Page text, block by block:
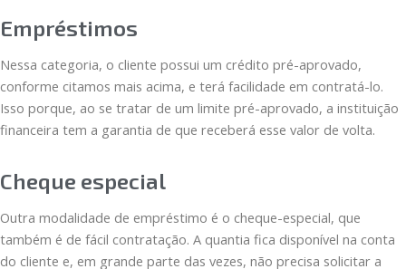
Empréstimos
Nessa categoria, o cliente possui um crédito pré-aprovado,
conforme citamos mais acima, e terá facilidade em contratá-lo.
Isso porque, ao se tratar de um limite pré-aprovado, a instituição
financeira tem a garantia de que receberá esse valor de volta.
Cheque especial
Outra modalidade de empréstimo é o cheque-especial, que
também é de fácil contratação. A quantia fica disponível na conta
do cliente e, em grande parte das vezes, não precisa solicitar a